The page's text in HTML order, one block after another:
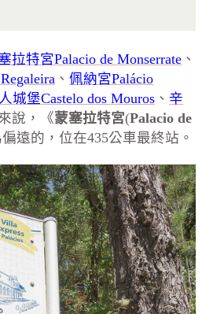
拉特宮Palacio de Monserrate 、
、 佩納宮Palácio
城堡Castelo dos Mouros 、 辛
說，《蒙塞拉特宮(Palacio de
遠的，位在435公車最終站。